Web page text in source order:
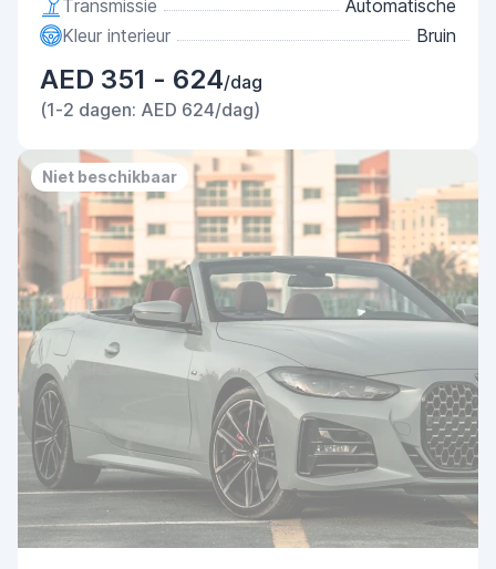
Transmissie
Automatische
Kleur interieur
Bruin
AED 351 - 624/dag
(1-2 dagen: AED 624/dag)
Niet beschikbaar